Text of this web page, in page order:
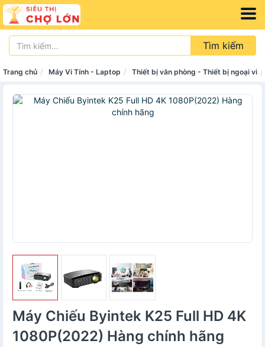
Tìm kiếm
Trang chủ Máy Vi Tính - Laptop Thiết bị văn phòng - Thiết bị ngoại vi
Máy Chiếu Byintek K25 Full HD 4K
1080P(2022) Hàng chính hãng